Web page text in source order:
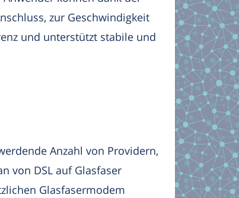
zur Geschwindigkeit
und unterstützt stabile und
Anzahl von Providern,
von DSL auf Glasfaser
Glasfasermodem